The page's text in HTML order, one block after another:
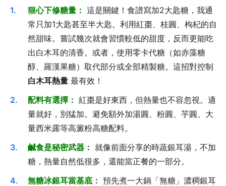
狠心下修糖量： 這是關鍵！食譜寫加2大匙糖，我通
常只加1大匙甚至半大匙。利用紅棗、桂圓、枸杞的自
然甜味。嘗試幾次就會習慣較低的甜度，反而更能吃
出白木耳的清香。或者，使用零卡代糖（如赤藻糖
醇、羅漢果糖）取代部分或全部精製糖。這招對控制
白木耳熱量 最有效！
配料有選擇： 紅棗是好東西，但熱量也不容忽視。適
量就好，別猛加。避免額外加湯圓、粉圓、芋圓、大
量西米露等高澱粉高糖配料。
鹹食是秘密武器： 就像前面分享的時蔬銀耳湯，不加
糖，熱量自然低很多，還能當正餐的一部分。
無糖冰銀耳當基底： 預先煮一大鍋「無糖」濃稠銀耳